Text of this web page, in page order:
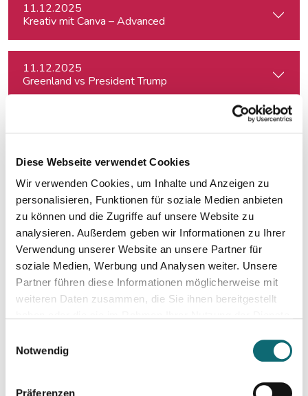
Diese Webseite verwendet Cookies
Wir verwenden Cookies, um Inhalte und Anzeigen zu
personalisieren, Funktionen für soziale Medien anbieten
zu können und die Zugriffe auf unsere Website zu
analysieren. Außerdem geben wir Informationen zu Ihrer
Verwendung unserer Website an unsere Partner für
soziale Medien, Werbung und Analysen weiter. Unsere
Partner führen diese Informationen möglicherweise mit
weiteren Daten zusammen, die Sie ihnen bereitgestellt
Notwendig
Präferenzen
11.12.2025
Kreativ mit Canva – Advanced
11.12.2025
Greenland vs President Trump
22.01.2026
Hijack the Stream: Wie Podcaster:innen den Umbruch in
29.01.2026
Political and social changes In Ukraine after four years of
18.02.2026
Podcasting für Einsteiger:innen - Mit KI-Tools zum Erfolg